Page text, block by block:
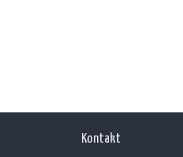
Kontakt